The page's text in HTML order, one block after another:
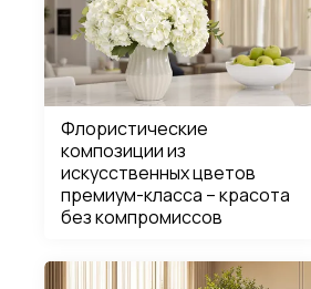
Флористические
композиции из
искусственных цветов
премиум-класса – красота
без компромиссов